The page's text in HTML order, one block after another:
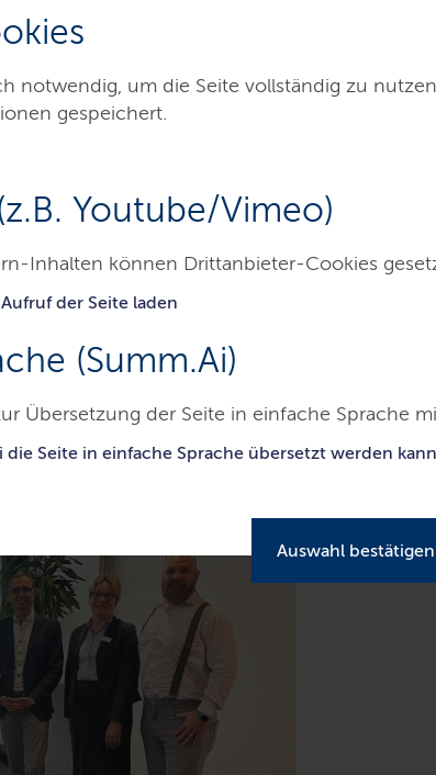
notwendig, um die Seite vollständig zu
gespeichert.
Youtube/Vimeo)
Inhalten können Drittanbieter-Cookies
der Seite laden
(Summ.Ai)
Übersetzung der Seite in einfache Sprache
die Seite in einfache Sprache übersetzt werden kann
Auswahl bestätigen
und digital
Erfolgsgeschichte aus